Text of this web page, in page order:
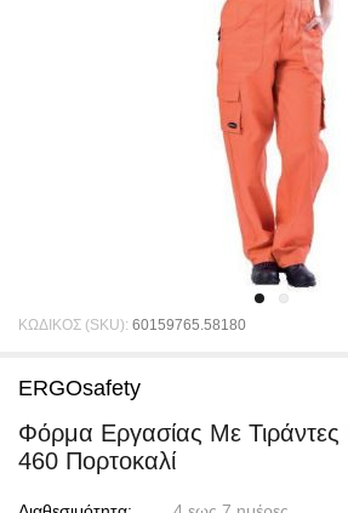
ΚΩΔΙΚΟΣ (SKU): 60159765.58180
ERGOsafety
Φόρμα Εργασίας Με
460 Πορτοκαλί